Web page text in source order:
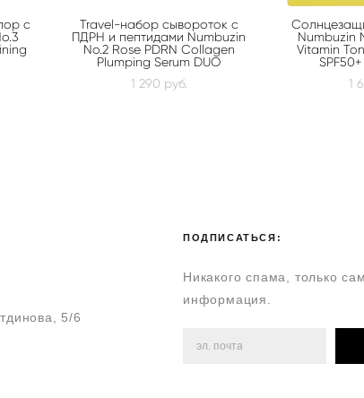
с
Travel-набор сывороток с
ПДРН и пептидами Numbuzin
No.2 Rose PDRN Collagen
Plumping Serum DUO
1 290 pуб.
Numbuzin
Vitamin
1
5/6
ПОДПИСАТЬСЯ:
Никакого спама, только
информация.